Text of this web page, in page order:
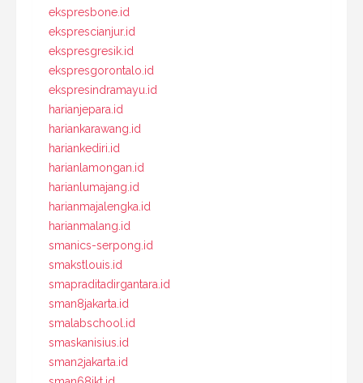
ekspresbone.id
eksprescianjur.id
ekspresgresik.id
ekspresgorontalo.id
ekspresindramayu.id
harianjepara.id
hariankarawang.id
hariankediri.id
harianlamongan.id
harianlumajang.id
harianmajalengka.id
harianmalang.id
smanics-serpong.id
smakstlouis.id
smapraditadirgantara.id
sman8jakarta.id
smalabschool.id
smaskanisius.id
sman2jakarta.id